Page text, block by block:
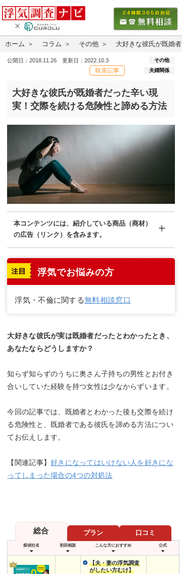
ホーム コラム その他 大好きな彼氏が既婚
公開日：2018.11.26 更新日：2022.10.3
執筆記事
その他
夫婦関係
大好きな彼氏が既婚者だった辛い現
実！交際を続ける危険性と諦める方法
本コンテンツには、紹介している商品（商材）
の広告（リンク）を含みます。
浮気でお悩みの方
浮気・不倫に関する無料相談窓口
大好きな彼氏が実は既婚者だったとわかったとき、
あなたならどうしますか？
知らず知らずのうちに奥さん子持ちの男性とお付き
合いしていた経験を持つ女性は少なからずいます。
今回の記事では、既婚者とわかった後も交際を続け
る危険性と、既婚者である彼氏を諦める方法につい
てお伝えします。
【関連記事】好きになってはいけない人を好きにな
ってしまった場合の4つの対処法
総合 プラン 口コミ
探偵社名 初回相談 こんな方におすすめ 公式
【夫・妻の浮気調査
がしたい方むけ】